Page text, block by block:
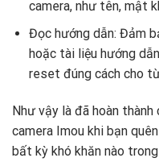
camera, như tên, mật
Đọc hướng dẫn: Đảm
hoặc tài liệu hướng
reset đúng cách cho
Như vậy là đã hoàn
camera Imou khi bạn
bất kỳ khó khăn nào